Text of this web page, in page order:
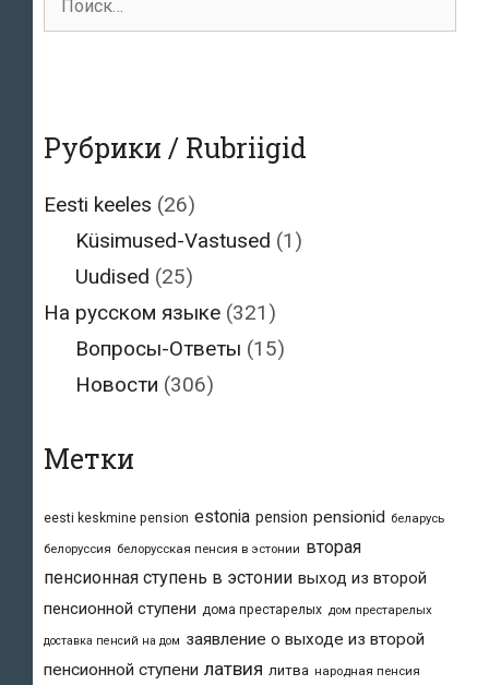
для:
Рубрики / Rubriigid
Eesti keeles (26)
Küsimused-Vastused (1)
Uudised (25)
На русском языке (321)
Вопросы-Ответы (15)
Новости (306)
Метки
eesti keskmine pension estonia pension pensionid беларусь
белоруссия белорусская пенсия в эстонии вторая
пенсионная ступень в эстонии выход из второй
пенсионной ступени дома престарелых дом престарелых
доставка пенсий на дом заявление о выходе из второй
пенсионной ступени латвия литва народная пенсия